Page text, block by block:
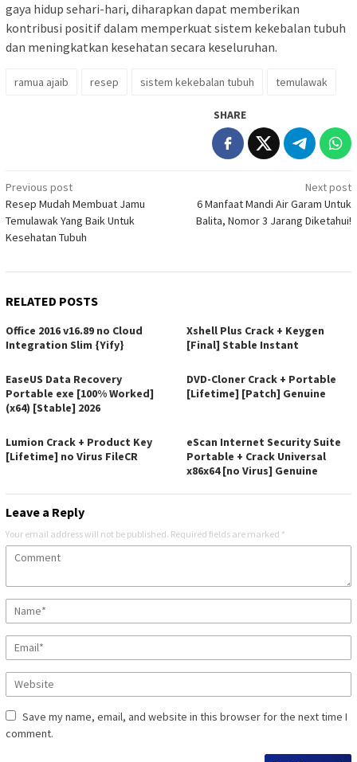
gaya hidup sehari-hari, diharapkan dapat memberikan
kontribusi positif dalam memperkuat sistem kekebalan tubuh
dan meningkatkan kesehatan secara keseluruhan.
ramua ajaib resep sistem kekebalan tubuh temulawak
SHARE
Post
navigation
Previous post
Resep Mudah Membuat Jamu
Temulawak Yang Baik Untuk
Kesehatan Tubuh
Next post
6 Manfaat Mandi Air Garam Untuk
Balita, Nomor 3 Jarang Diketahui!
RELATED POSTS
Office 2016 v16.89 no Cloud
Integration Slim {Yify}
Xshell Plus Crack + Keygen
[Final] Stable Instant
EaseUS Data Recovery
Portable exe [100% Worked]
(x64) [Stable] 2026
DVD-Cloner Crack + Portable
[Lifetime] [Patch] Genuine
Lumion Crack + Product Key
[Lifetime] no Virus FileCR
eScan Internet Security Suite
Portable + Crack Universal
x86x64 [no Virus] Genuine
Leave a Reply
Your email address will not be published. Required fields are marked *
Save my name, email, and website in this browser for the next time I
comment.